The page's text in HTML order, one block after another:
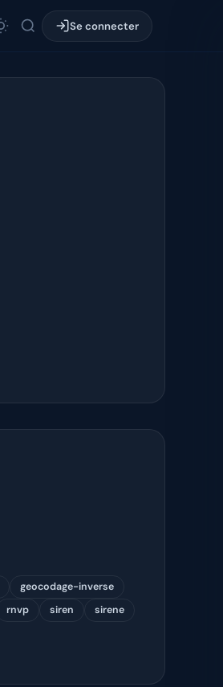
Se connecter
geocodage-inverse
rnvp siren
sirene